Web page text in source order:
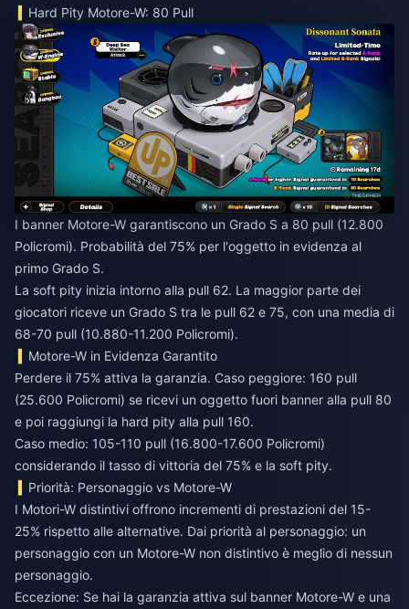
Hard Pity Motore-W: 80 Pull
I banner Motore-W garantiscono un Grado S a 80 pull (12.800
Policromi). Probabilità del 75% per l'oggetto in evidenza al
primo Grado S.
La soft pity inizia intorno alla pull 62. La maggior parte dei
giocatori riceve un Grado S tra le pull 62 e 75, con una media di
68-70 pull (10.880-11.200 Policromi).
Motore-W in Evidenza Garantito
Perdere il 75% attiva la garanzia. Caso peggiore: 160 pull
(25.600 Policromi) se ricevi un oggetto fuori banner alla pull 80
e poi raggiungi la hard pity alla pull 160.
Caso medio: 105-110 pull (16.800-17.600 Policromi)
considerando il tasso di vittoria del 75% e la soft pity.
Priorità: Personaggio vs Motore-W
I Motori-W distintivi offrono incrementi di prestazioni del 15-
25% rispetto alle alternative. Dai priorità al personaggio: un
personaggio con un Motore-W non distintivo è meglio di nessun
personaggio.
Eccezione: Se hai la garanzia attiva sul banner Motore-W e una